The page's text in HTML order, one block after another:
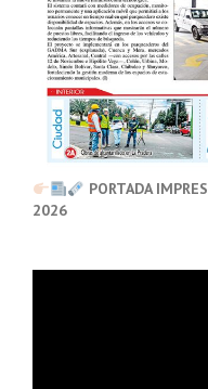
PORTADA
2026